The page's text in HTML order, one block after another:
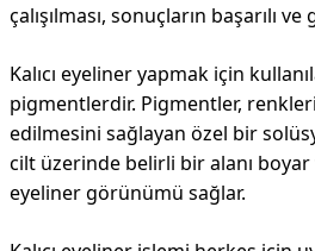
çalışılması, sonuçların başarılı
Kalıcı eyeliner yapmak için
pigmentlerdir. Pigmentler,
edilmesini sağlayan özel bir
cilt üzerinde belirli bir alanı boyar
eyeliner görünümü sağlar.